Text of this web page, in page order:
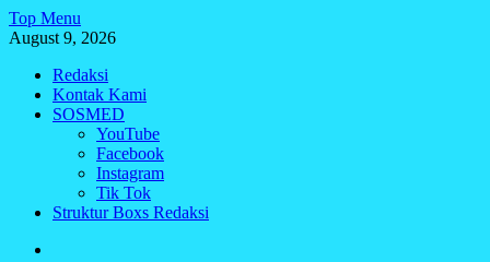
Skip
to
Top Menu
August 9, 2026
Redaksi
Kontak Kami
SOSMED
YouTube
Facebook
Instagram
Tik Tok
Struktur Boxs Redaksi